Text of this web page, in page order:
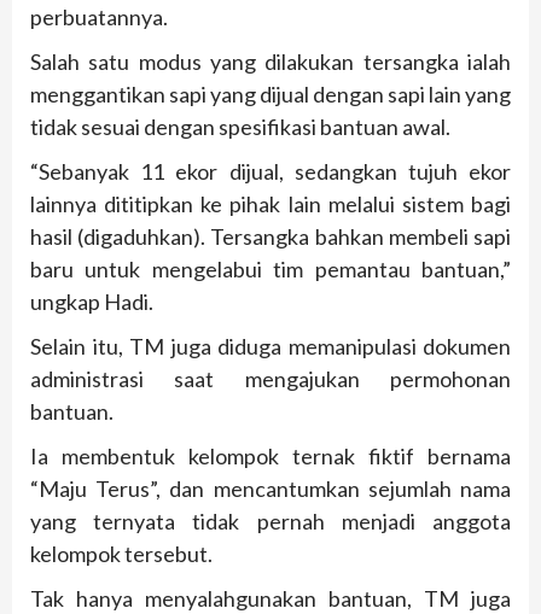
perbuatannya.
Salah satu modus yang dilakukan tersangka ialah
menggantikan sapi yang dijual dengan sapi lain yang
tidak sesuai dengan spesifikasi bantuan awal.
“Sebanyak 11 ekor dijual, sedangkan tujuh ekor
lainnya dititipkan ke pihak lain melalui sistem bagi
hasil (digaduhkan). Tersangka bahkan membeli sapi
baru untuk mengelabui tim pemantau bantuan,”
ungkap Hadi.
Selain itu, TM juga diduga memanipulasi dokumen
administrasi saat mengajukan permohonan
bantuan.
Ia membentuk kelompok ternak fiktif bernama
“Maju Terus”, dan mencantumkan sejumlah nama
yang ternyata tidak pernah menjadi anggota
kelompok tersebut.
Tak hanya menyalahgunakan bantuan, TM juga